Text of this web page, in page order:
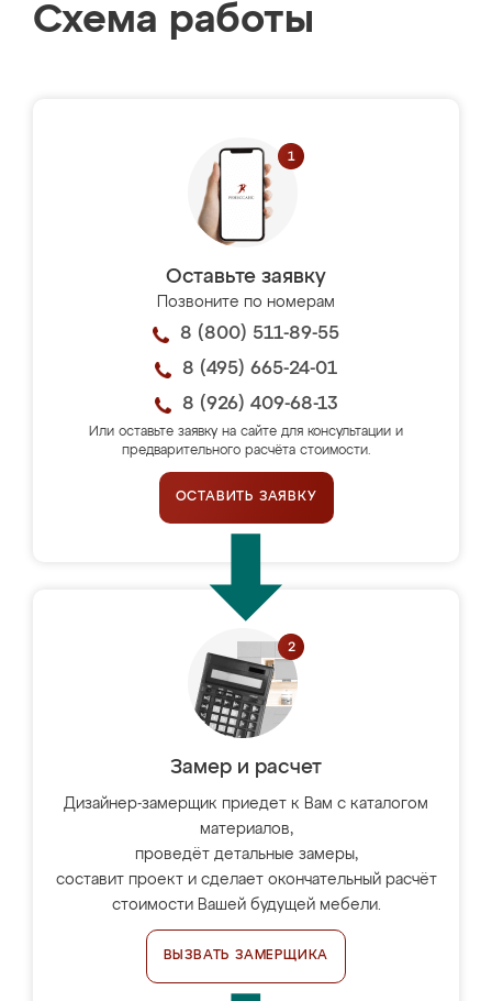
Схема работы
Оставьте заявку
Позвоните по номерам
8 (800) 511-89-55
8 (495) 665-24-01
8 (926) 409-68-13
Или оставьте заявку на сайте для консультации и
предварительного расчёта стоимости.
ОСТАВИТЬ ЗАЯВКУ
Замер и расчет
Дизайнер-замерщик приедет к Вам с каталогом
материалов,
проведёт детальные замеры,
составит проект и сделает окончательный расчёт
стоимости Вашей будущей мебели.
ВЫЗВАТЬ ЗАМЕРЩИКА